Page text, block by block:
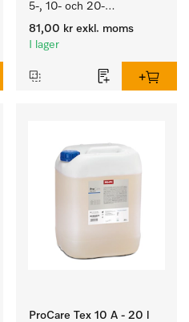
5-, 10- och 20-
litersbehållare.
81,00 kr exkl. moms
I lager
ProCare Tex 10 A - 20 l